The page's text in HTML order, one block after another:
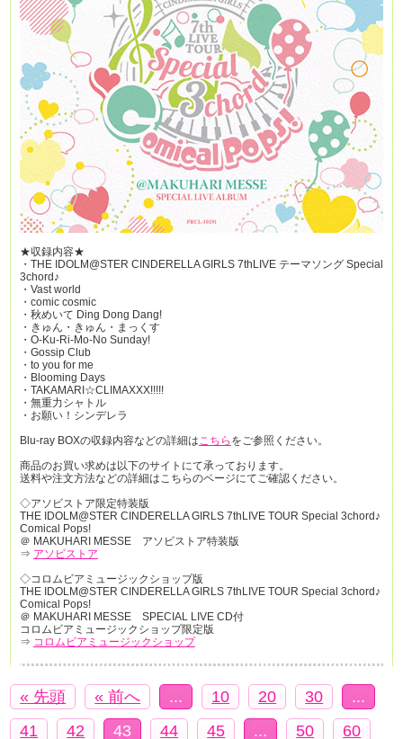
★収録内容★
・THE IDOLM@STER CINDERELLA GIRLS 7thLIVE テーマソング Special
3chord♪
・Vast world
・comic cosmic
・秋めいて Ding Dong Dang!
・きゅん・きゅん・まっくす
・O-Ku-Ri-Mo-No Sunday!
・Gossip Club
・to you for me
・Blooming Days
・TAKAMARI☆CLIMAXXX!!!!!
・無重力シャトル
・お願い！シンデレラ
Blu-ray BOXの収録内容などの詳細はこちら をご参照ください。
商品のお買い求めは以下のサイトにて承っております。
送料や注文方法などの詳細はこちらのページにてご確認ください。
◇アソビストア限定特装版
THE IDOLM@STER CINDERELLA GIRLS 7thLIVE TOUR Special 3chord♪
Comical Pops!
＠ MAKUHARI MESSE アソビストア特装版
⇒ アソビストア
◇コロムビアミュージックショップ版
THE IDOLM@STER CINDERELLA GIRLS 7thLIVE TOUR Special 3chord♪
Comical Pops!
＠ MAKUHARI MESSE SPECIAL LIVE CD付
コロムビアミュージックショップ限定版
⇒ コロムビアミュージックショップ
« 先頭 « 前へ ... 10 20 30
...
41
42 43 44 45 ... 50
60